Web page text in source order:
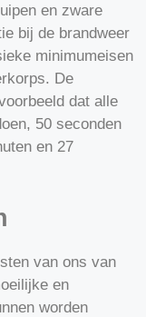
en zware
bij de brandweer
minimumeisen
De
dat alle
50 seconden
en 27
van ons van
en
worden